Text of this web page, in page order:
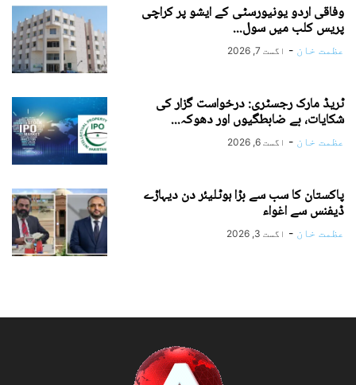
وفاقی اردو یونیورسٹی کے ایشو پر کراچی
پریس کلب میں سول...
عظمت خان - اگست 7, 2026
ٹریڈ مارک رجسٹری: درخواست گزار کی
شکایات، بے ضابطگیوں اور دھوکہ...
عظمت خان - اگست 6, 2026
پاکستان کا سب سے بڑا ہوٹلیئر دن دیہاڑے
ڈیفنس سے اغواء
عظمت خان - اگست 3, 2026